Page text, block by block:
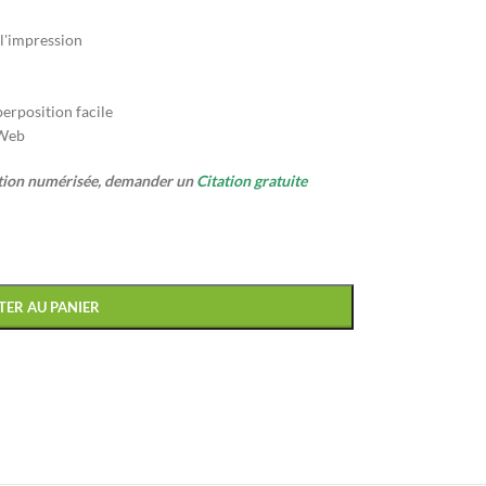
facile
numérisée, demander unCitation gratuite
AU PANIER